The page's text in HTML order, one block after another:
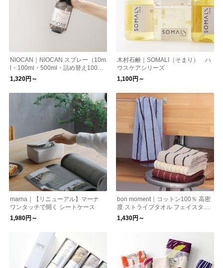
NIOCAN｜NIOCAN スプレー（10m
l・100ml・500ml・詰め替え1000m
l）
1,320円～
木村石鹸｜SOMALI（そまり） ハ
ウスケアシリーズ
1,100円～
marna｜【リニューアル】マーナ
ワンタッチで開く シートケース
1,980円～
bon moment｜コットン100％ 高密
度 ストライプタオル フェイスタオ
ル ／ 大判バスタオル
1,430円～